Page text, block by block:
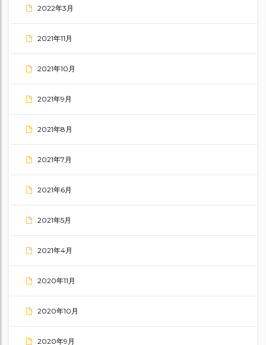
2022年3月
2021年11月
2021年10月
2021年9月
2021年8月
2021年7月
2021年6月
2021年5月
2021年4月
2020年11月
2020年10月
2020年9月